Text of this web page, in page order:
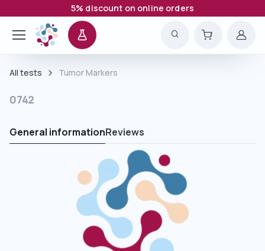
5% discount on online orders
All tests Tumor Markers
0742
General informationReviews